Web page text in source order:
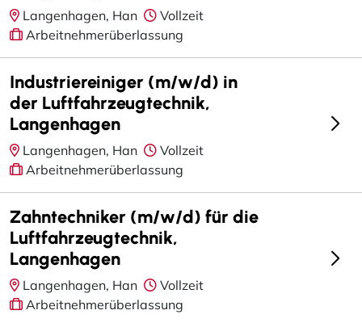
Langenhagen, Han
Vollzeit
Arbeitnehmerüberlassung
Industriereiniger (m/w/d) in
der Luftfahrzeugtechnik,
Langenhagen
Langenhagen, Han
Vollzeit
Arbeitnehmerüberlassung
Zahntechniker (m/w/d) für die
Luftfahrzeugtechnik,
Langenhagen
Langenhagen, Han
Vollzeit
Arbeitnehmerüberlassung